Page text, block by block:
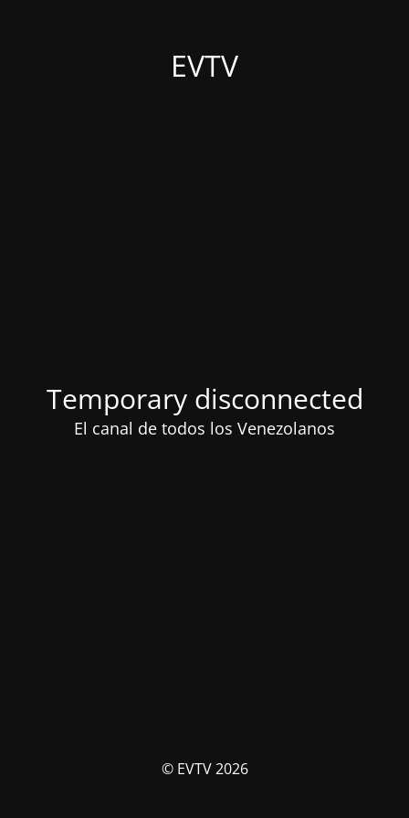
EVTV
Temporary disconnected
El canal de todos los Venezolanos
© EVTV 2026